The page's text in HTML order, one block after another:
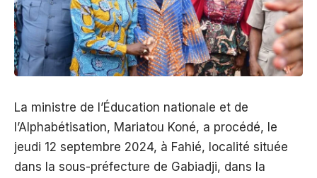
La ministre de l’Éducation nationale et de
l’Alphabétisation, Mariatou Koné, a procédé, le
jeudi 12 septembre 2024, à Fahié, localité située
dans la sous-préfecture de Gabiadji, dans la